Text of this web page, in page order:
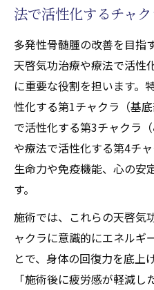
法で活性化するチャ
多発性骨髄腫の改善を目指
天啓気功治療や療法で活性
に重要な役割を担います。
性化する第1チャクラ（基
で活性化する第3チャクラ
や療法で活性化する第4チ
生命力や免疫機能、心の安
す。
施術では、これらの天啓気
ャクラに意識的にエネルギ
とで、身体の回復力を底上
「施術後に疲労感が軽減